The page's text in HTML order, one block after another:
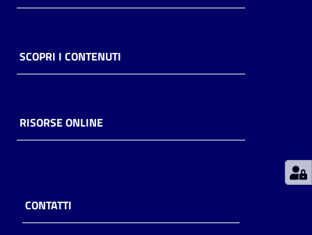
Piani
Decentrate
SCOPRI I CONTENUTI
RISORSE ONLINE
CONTATTI